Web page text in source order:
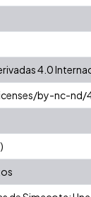
4.0
by-nc-nd/